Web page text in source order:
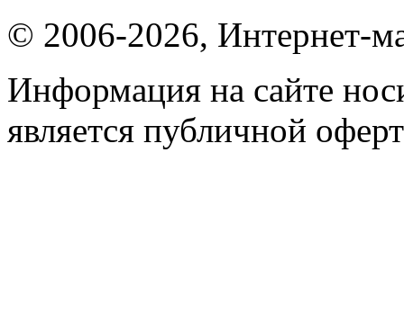
© 2006-2026, Интернет-
Информация на сайте
является публичной